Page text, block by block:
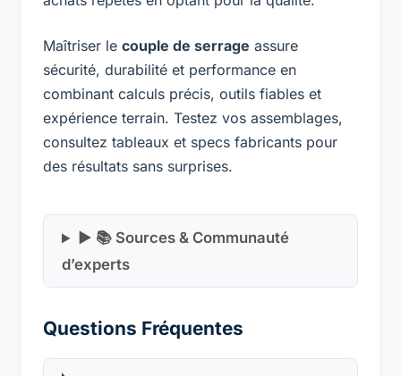
Maîtriser le couple de serrage assure
sécurité, durabilité et performance en
combinant calculs précis, outils fiables et
expérience terrain. Testez vos assemblages,
consultez tableaux et specs fabricants pour
des résultats sans surprises.
▶ 📚 Sources & Communauté
d’experts
Questions Fréquentes